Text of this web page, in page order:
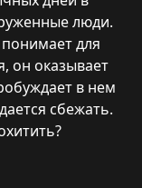
люди.
для
он оказывает
в нем
сбежать.